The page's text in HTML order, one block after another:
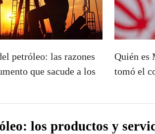
petróleo: las razones
que sacude a los
Quién es
tomó el
los productos y